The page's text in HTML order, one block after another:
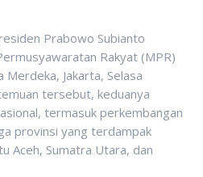
Prabowo Subianto
Rakyat (MPR)
Merdeka, Jakarta, Selasa
tersebut, keduanya
termasuk perkembangan
provinsi yang terdampak
Aceh, Sumatra Utara, dan